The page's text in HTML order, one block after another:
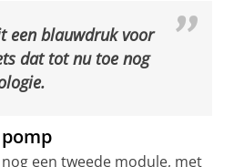
een blauwdruk voor
dat tot nu toe nog
een tweede module, met